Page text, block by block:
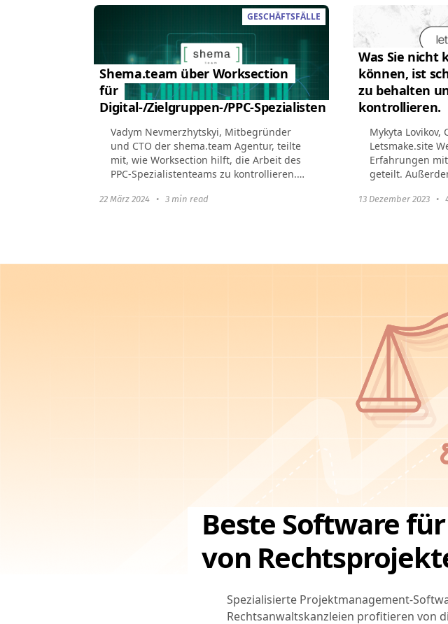
GESCHÄFTSFÄLLE
Shema.team über Worksection
für
Digital-/Zielgruppen-/PPC-Spezialisten
Vadym Nevmerzhytskyi, Mitbegründer
und CTO der shema.team Agentur, teilte
mit, wie Worksection hilft, die Arbeit des
PPC-Spezialistenteams zu kontrollieren.
shema.team entstand...
22 März 2024 •3 min read
Was Sie nicht
können, ist
zu behalten
kontrollieren.
Mykyta Lovikov,
Letsmake.site
Erfahrungen
geteilt.
und
13 Dezember 2023 •
Beste Software
von
Spezialisierte Projektmanagement-
Rechtsanwaltskanzleien profitieren von